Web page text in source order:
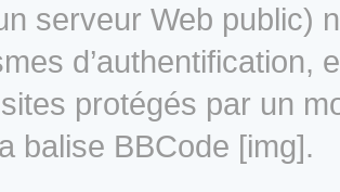
serveur Web public)
d’authentification,
protégés par un
balise BBCode [img].